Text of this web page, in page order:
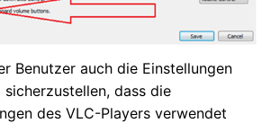
Benutzer auch die Einstellungen
dass die
des VLC-Players verwendet